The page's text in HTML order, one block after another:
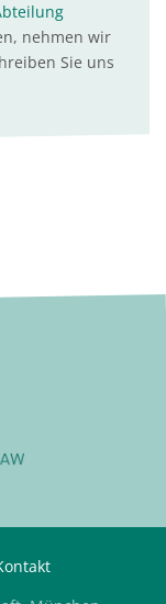
nehmen wir
Sie uns